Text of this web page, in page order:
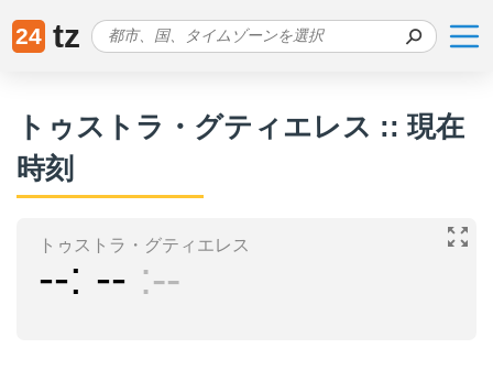
24 tz
トゥストラ・グティエレス :: 現在
時刻
トゥストラ・グティエレス
-- -- --